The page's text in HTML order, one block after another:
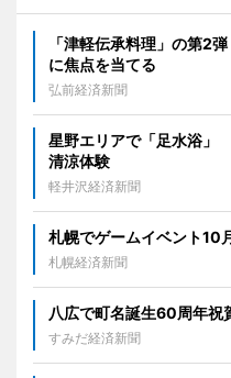
「津軽伝承料理」の第2
に焦点を当てる
弘前経済新聞
星野エリアで「足水浴」
清涼体験
軽井沢経済新聞
札幌でゲームイベント
札幌経済新聞
八広で町名誕生60周年
すみだ経済新聞